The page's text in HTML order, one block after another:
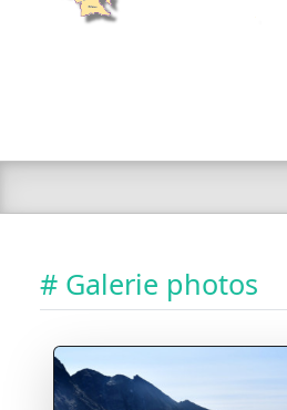
# Galerie photos